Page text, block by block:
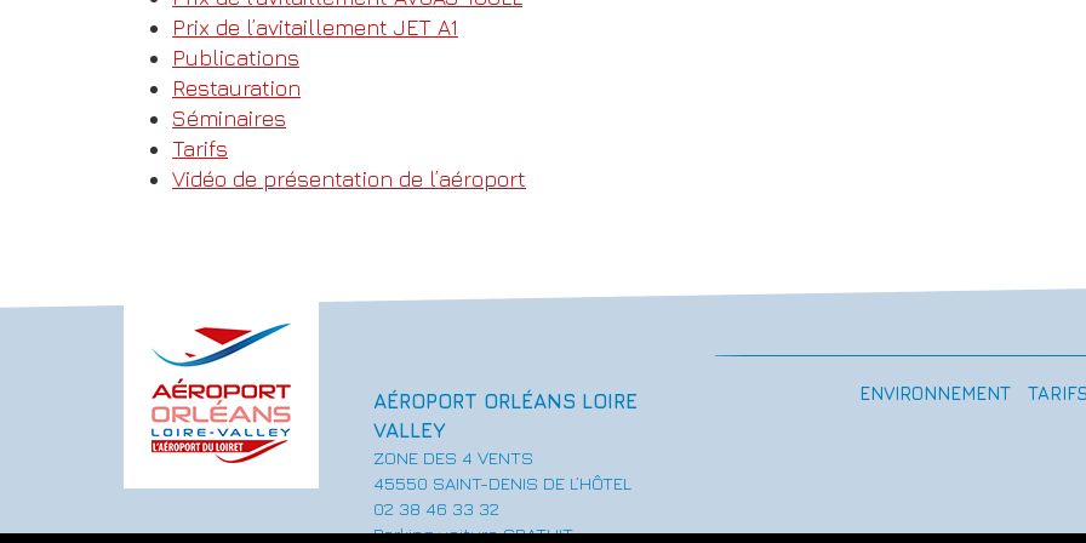
Prix de l’avitaillement JET A1
Publications
Restauration
Séminaires
Tarifs
Vidéo de présentation de l’aéroport
AÉROPORT ORLÉANS LOIRE
VALLEY
ZONE DES 4 VENTS
45550 SAINT-DENIS DE L’HÔTEL
02 38 46 33 32
Parking voiture GRATUIT
ENVIRONNEMENT